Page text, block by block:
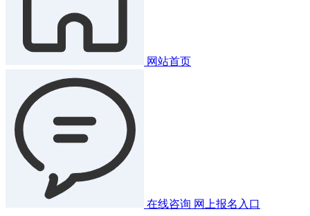
网站首页
在线咨询 网上报名入口